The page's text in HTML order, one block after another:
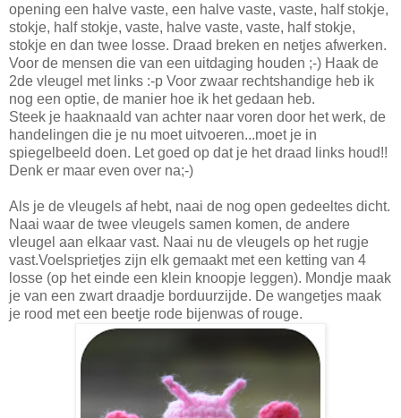
opening een halve vaste, een halve vaste, vaste, half stokje,
stokje, half stokje, vaste, halve vaste, vaste, half stokje,
stokje en dan twee losse. Draad breken en netjes afwerken.
Voor de mensen die van een uitdaging houden ;-) Haak de
2de vleugel met links :-p Voor zwaar rechtshandige heb ik
nog een optie, de manier hoe ik het gedaan heb.
Steek je haaknaald van achter naar voren door het werk, de
handelingen die je nu moet uitvoeren...moet je in
spiegelbeeld doen. Let goed op dat je het draad links houd!!
Denk er maar even over na;-)
Als je de vleugels af hebt, naai de nog open gedeeltes dicht.
Naai waar de twee vleugels samen komen, de andere
vleugel aan elkaar vast. Naai nu de vleugels op het rugje
vast.Voelsprietjes zijn elk gemaakt met een ketting van 4
losse (op het einde een klein knoopje leggen). Mondje maak
je van een zwart draadje borduurzijde. De wangetjes maak
je rood met een beetje rode bijenwas of rouge.